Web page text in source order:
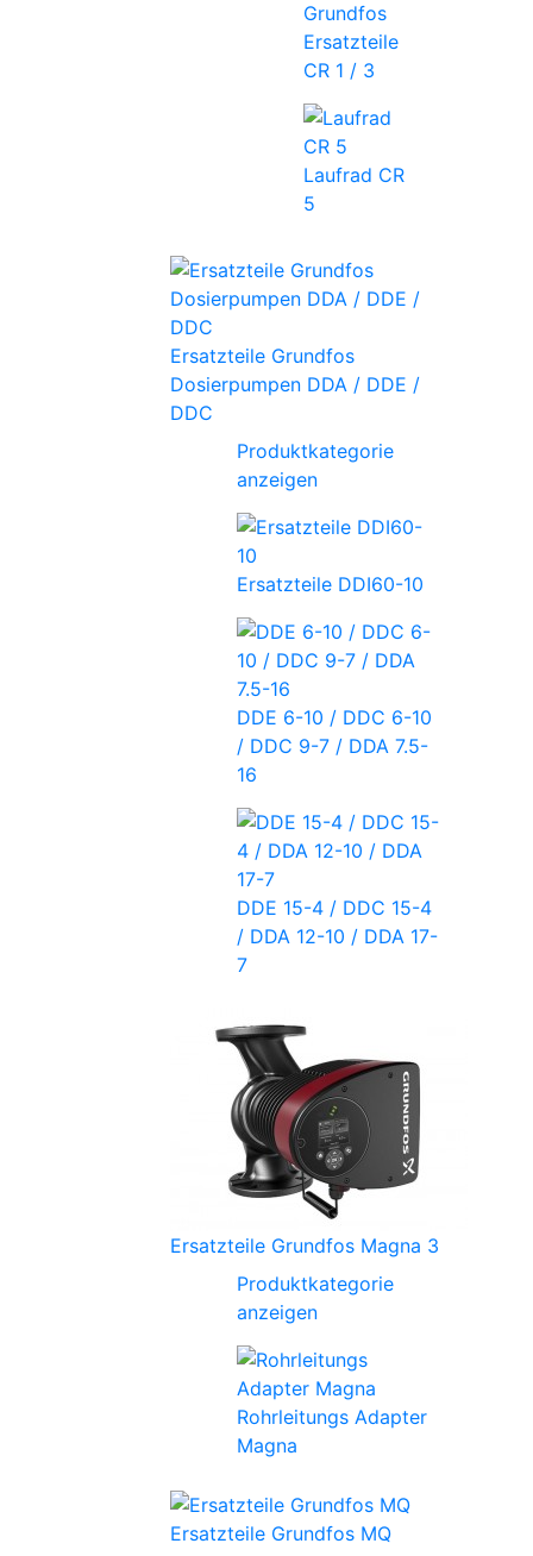
Grundfos
Ersatzteile
CR 1 / 3
Laufrad CR
5
Ersatzteile Grundfos
Dosierpumpen DDA / DDE /
DDC
Produktkategorie
anzeigen
Ersatzteile DDI60-10
DDE 6-10 / DDC 6-10
/ DDC 9-7 / DDA 7.5-
16
DDE 15-4 / DDC 15-4
/ DDA 12-10 / DDA 17-
7
Ersatzteile Grundfos Magna 3
Produktkategorie
anzeigen
Rohrleitungs Adapter
Magna
Ersatzteile Grundfos MQ